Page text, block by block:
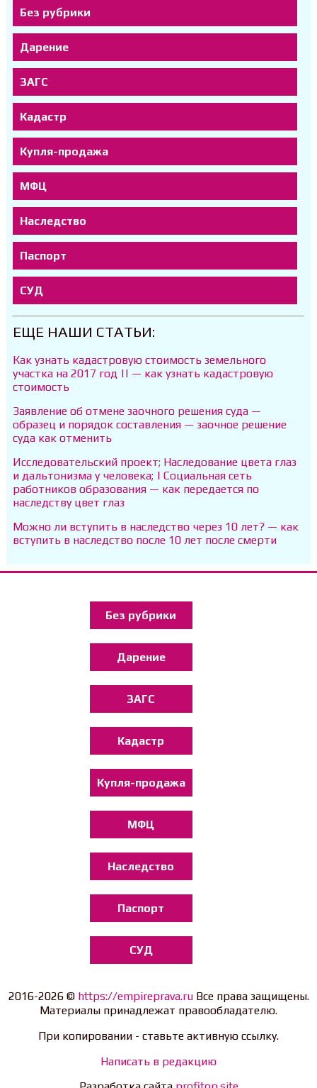
Без рубрики
Дарение
ЗАГС
Кадастр
Купля-продажа
МФЦ
Наследство
Паспорт
СУД
ЕЩЕ НАШИ СТАТЬИ:
Как узнать кадастровую стоимость земельного
участка на 2017 год || — как узнать кадастровую
стоимость
Заявление об отмене заочного решения суда —
образец и порядок составления — заочное решение
суда как отменить
Исследовательский проект; Наследование цвета глаз
и дальтонизма у человека; | Социальная сеть
работников образования — как передается по
наследству цвет глаз
Можно ли вступить в наследство через 10 лет? — как
вступить в наследство после 10 лет после смерти
Без рубрики
Дарение
ЗАГС
Кадастр
Купля-продажа
МФЦ
Наследство
Паспорт
СУД
2016-2026 © https://empireprava.ruВсе права защищены.
Материалы принадлежат правообладателю.
При копировании - ставьте активную ссылку.
Написать в редакцию